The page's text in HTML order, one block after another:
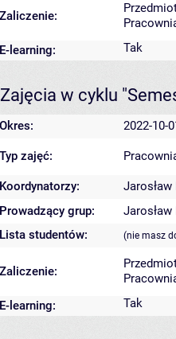
Zaliczenie:
E-learning:
Tak
Zajęcia w cyklu
Okres: 2022-10-
Typ zajęć:
Koordynatorzy:
Jarosław
Prowadzący grup:
Jarosław
Lista studentów:
(nie masz
Zaliczenie:
E-learning:
Tak